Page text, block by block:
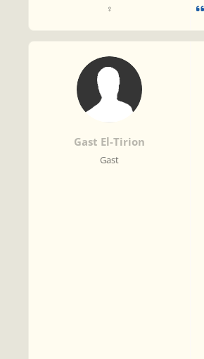
♀
Gast El-Tirion
Gast